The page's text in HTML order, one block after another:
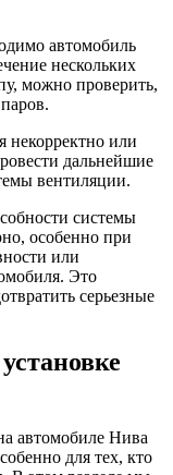
автомобиль
нескольких
можно проверить,
некорректно или
дальнейшие
вентиляции.
системы
особенно при
или
Это
серьезные
автомобиле Нива
для тех, кто